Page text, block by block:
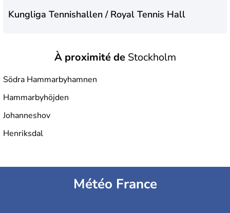
Kungliga Tennishallen / Royal Tennis Hall
À proximité deStockholm
Södra Hammarbyhamnen
Hammarbyhöjden
Johanneshov
Henriksdal
Météo France